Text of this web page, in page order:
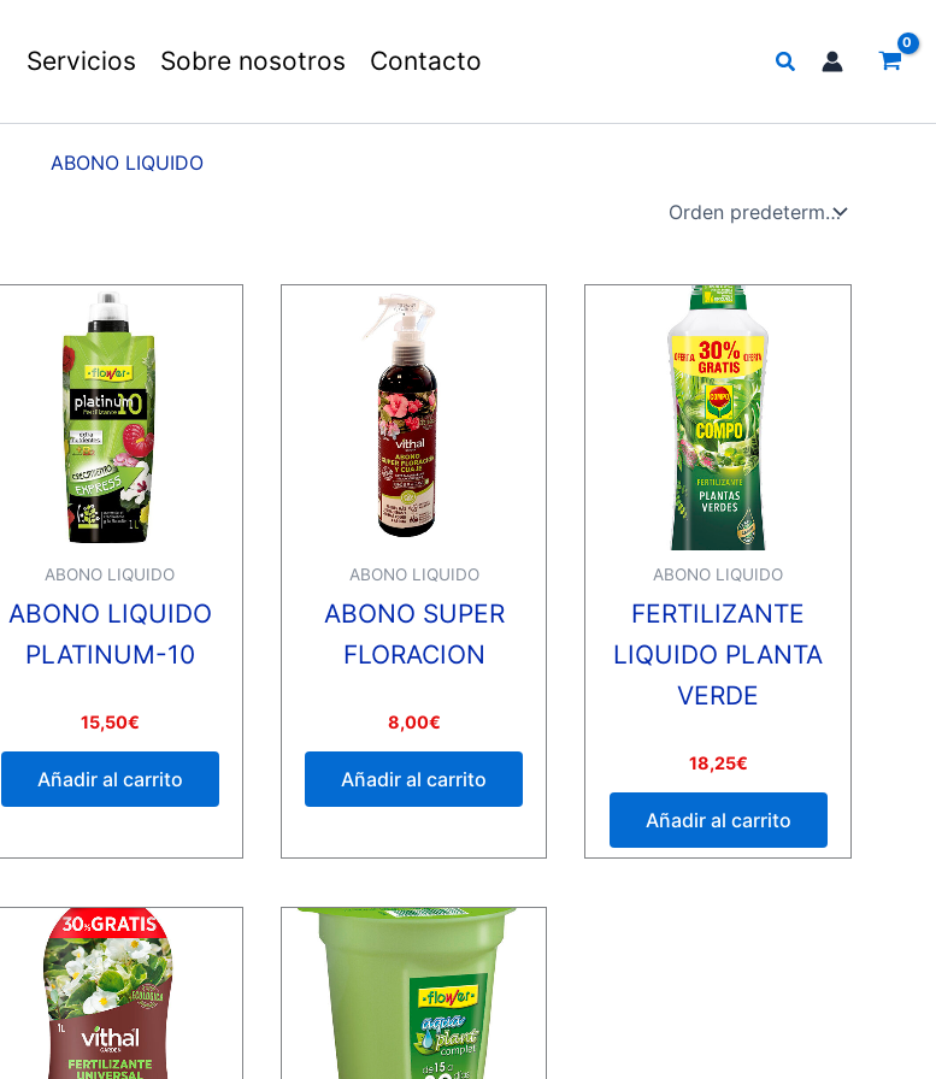
Servicios Sobre nosotros Contacto Buscar
ABONO LIQUIDO
ABONO LIQUIDO
ABONO LIQUIDO
PLATINUM-10
0
15,50€
Añadir al carrito
ABONO LIQUIDO
ABONO SUPER
FLORACION
0
8,00€
Añadir al carrito
ABONO LIQUIDO
FERTILIZANTE
LIQUIDO PLANTA
VERDE
0
18,25€
Añadir al carrito